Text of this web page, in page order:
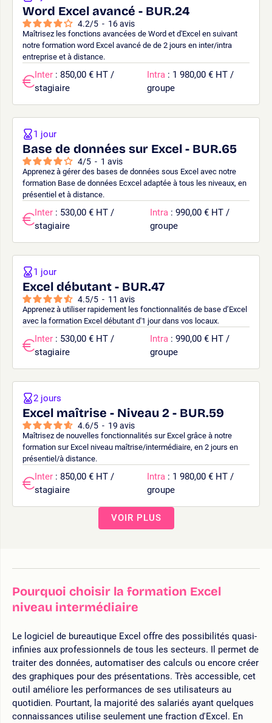
Word Excel avancé - BUR.24
4.2/5 - 16avis
Maîtrisez les fonctions avancées de Word et d'Excel en suivant
notre formation word Excel avancé de de 2 jours en inter/intra
entreprise et à distance.
Inter : 850,00 € HT /
stagiaire
Intra : 1 980,00 € HT /
groupe
Base de données sur Excel - BUR.65
4/5 - 1 avis
Apprenez à gérer des bases de données sous Excel avec notre
formation Base de données Ecxcel adaptée à tous les niveaux, en
présentiel et à distance.
1 jour
Inter : 530,00 € HT /
stagiaire
Intra : 990,00 € HT /
groupe
Excel débutant - BUR.47
4.5/5 - 11 avis
Apprenez à utiliser rapidement les fonctionnalités de base d’Excel
avec la formation Excel débutant d'1 jour dans vos locaux.
1 jour
Inter : 530,00 € HT /
stagiaire
Intra : 990,00 € HT /
groupe
Excel maîtrise - Niveau 2 - BUR.59
4.6/5 - 19 avis
Maîtrisez de nouvelles fonctionnalités sur Excel grâce à notre
formation sur Excel niveau maîtrise/intermédiaire, en 2 jours en
présentiel/à distance.
2 jours
Inter : 850,00 € HT /
stagiaire
Intra : 1 980,00 € HT /
groupe
VOIR PLUS
Pourquoi choisir la formation Excel
niveau intermédiaire
Le logiciel de bureautique Excel offre des possibilités quasi-
infinies aux professionnels de tous les secteurs. Il permet de
traiter des données, automatiser des calculs ou encore créer
des graphiques pour des présentations. Très accessible, cet
outil améliore les performances de ses utilisateurs au
quotidien. Pourtant, la majorité des salariés ayant quelques
connaissances utilise seulement une fraction d'Excel. En